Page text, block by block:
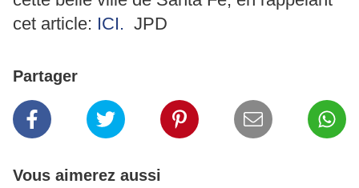
cet article: ICI. JPD
Partager
Vous aimerez aussi